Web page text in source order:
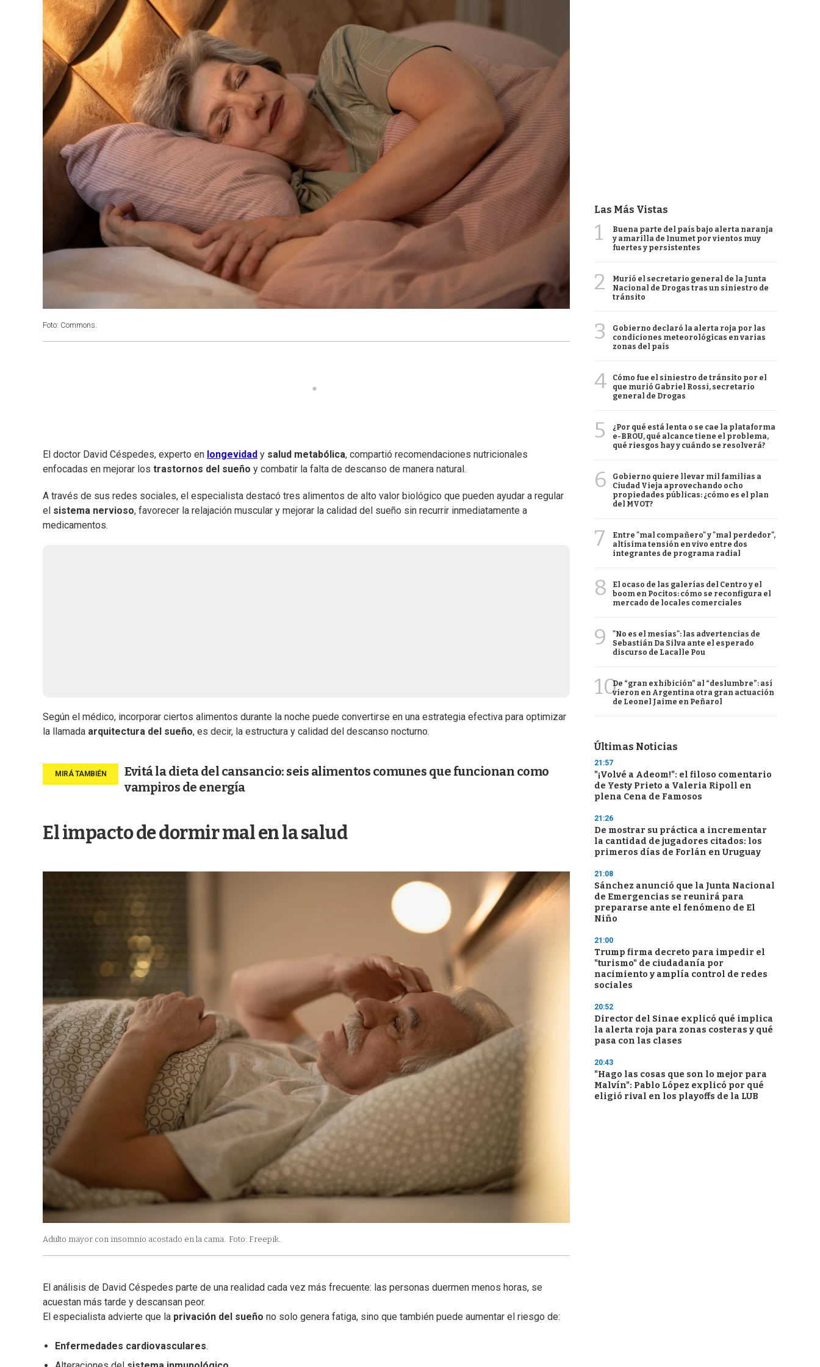
Foto: Commons.
El doctor David Céspedes, experto en longevidad y salud metabólica, compartió recomendaciones nutricionales
enfocadas en mejorar los trastornos del sueño y combatir la falta de descanso de manera natural.
A través de sus redes sociales, el especialista destacó tres alimentos de alto valor biológico que pueden ayudar a regular
el sistema nervioso, favorecer la relajación muscular y mejorar la calidad del sueño sin recurrir inmediatamente a
medicamentos.
Según el médico, incorporar ciertos alimentos durante la noche puede convertirse en una estrategia efectiva para optimizar
la llamada arquitectura del sueño, es decir, la estructura y calidad del descanso nocturno.
Evitá la dieta del cansancio: seis alimentos comunes que funcionan como
vampiros de energía
El impacto de dormir mal en la salud
Adulto mayor con insomnio acostado en la cama. Foto: Freepik.
El análisis de David Céspedes parte de una realidad cada vez más frecuente: las personas duermen menos horas, se
acuestan más tarde y descansan peor.
El especialista advierte que la privación del sueño no solo genera fatiga, sino que también puede aumentar el riesgo de:
Enfermedades cardiovasculares.
Las Más Vistas
1
Buena parte del país bajo alerta naranja
y amarilla de Inumet por vientos muy
fuertes y persistentes
2
Murió el secretario general de la Junta
Nacional de Drogas tras un siniestro de
tránsito
3
Gobierno declaró la alerta roja por las
condiciones meteorológicas en varias
zonas del país
4
Cómo fue el siniestro de tránsito por el
que murió Gabriel Rossi, secretario
general de Drogas
5
¿Por qué está lenta o se cae la plataforma
e-BROU, qué alcance tiene el problema,
qué riesgos hay y cuándo se resolverá?
6
Gobierno quiere llevar mil familias a
Ciudad Vieja aprovechando ocho
propiedades públicas: ¿cómo es el plan
del MVOT?
7
Entre "mal compañero" y "mal perdedor",
altísima tensión en vivo entre dos
integrantes de programa radial
8
El ocaso de las galerías del Centro y el
boom en Pocitos: cómo se reconfigura el
mercado de locales comerciales
9
"No es el mesías": las advertencias de
Sebastián Da Silva ante el esperado
discurso de Lacalle Pou
10De “gran exhibición” al “deslumbre”: así
vieron en Argentina otra gran actuación
de Leonel Jaime en Peñarol
Últimas Noticias
21:57
"¡Volvé a Adeom!": el filoso comentario
de Yesty Prieto a Valeria Ripoll en
plena Cena de Famosos
21:26
De mostrar su práctica a incrementar
la cantidad de jugadores citados: los
primeros días de Forlán en Uruguay
21:08
Sánchez anunció que la Junta Nacional
de Emergencias se reunirá para
prepararse ante el fenómeno de El
Niño
21:00
Trump firma decreto para impedir el
"turismo" de ciudadanía por
nacimiento y amplía control de redes
sociales
20:52
Director del Sinae explicó qué implica
la alerta roja para zonas costeras y qué
pasa con las clases
20:43
"Hago las cosas que son lo mejor para
Malvín": Pablo López explicó por qué
eligió rival en los playoffs de la LUB